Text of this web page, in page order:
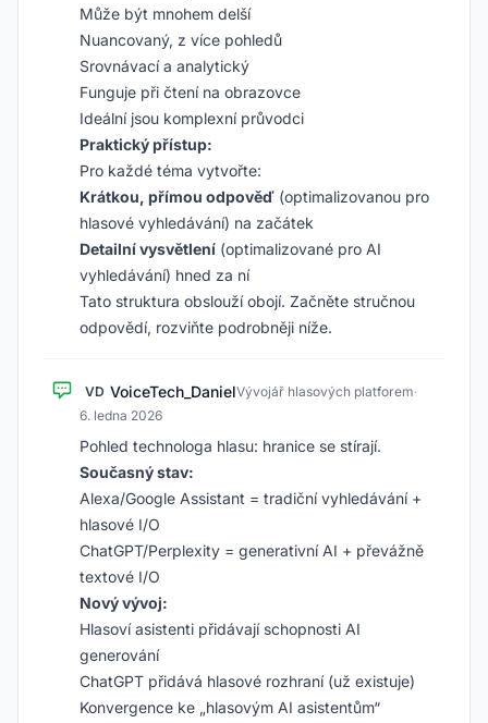
Může být mnohem delší
Nuancovaný, z více pohledů
Srovnávací a analytický
Funguje při čtení na obrazovce
Ideální jsou komplexní průvodci
Praktický přístup:
Pro každé téma vytvořte:
Krátkou, přímou odpověď (optimalizovanou pro
hlasové vyhledávání) na začátek
Detailní vysvětlení (optimalizované pro AI
vyhledávání) hned za ní
Tato struktura obslouží obojí. Začněte stručnou
odpovědí, rozviňte podrobněji níže.
VD VoiceTech_DanielVývojář hlasových platforem·
6. ledna 2026
Pohled technologa hlasu: hranice se stírají.
Současný stav:
Alexa/Google Assistant = tradiční vyhledávání +
hlasové I/O
ChatGPT/Perplexity = generativní AI + převážně
textové I/O
Nový vývoj:
Hlasoví asistenti přidávají schopnosti AI
generování
ChatGPT přidává hlasové rozhraní (už existuje)
Konvergence ke „hlasovým AI asistentům“